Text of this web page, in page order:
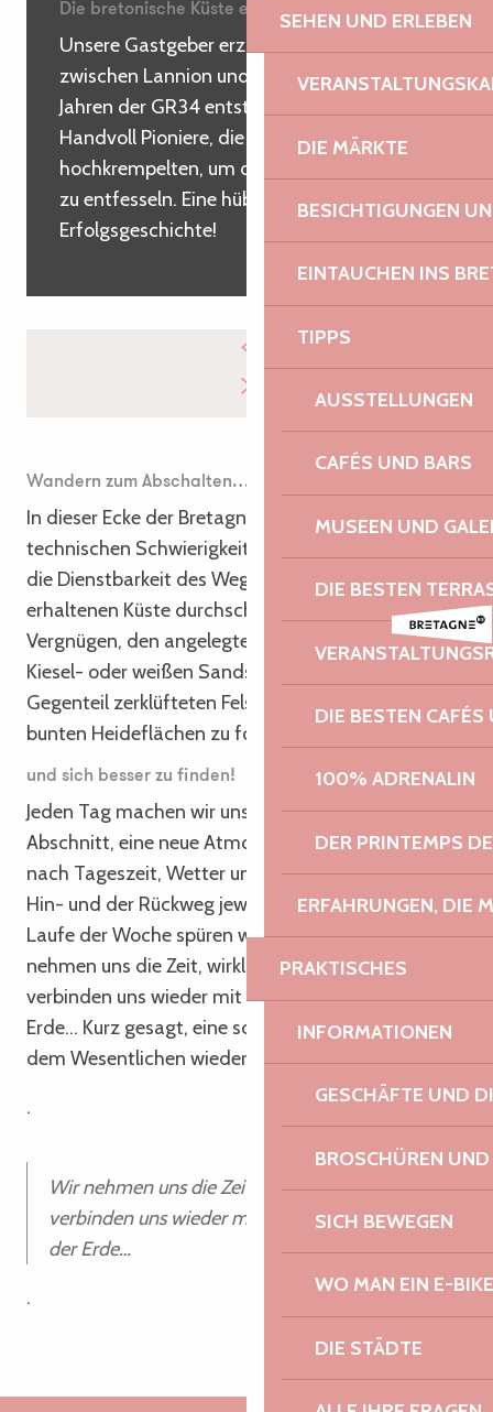
SEHEN UND ERLEBEN
DIE MÄRKTE
BESICHTIGUNGEN
EINTAUCHEN INS
TIPPS
AUSSTELLUNGEN
CAFÉS UND BARS
MUSEEN UND
DIE BESTEN
DIE BESTEN
100% ADRENALIN
DER PRINTEMPS
ERFAHRUNGEN, DIE
PRAKTISCHES
INFORMATIONEN
GESCHÄFTE UND
BROSCHÜREN
SICH BEWEGEN
WO MAN EIN E-
DIE STÄDTE
Die bretonische Küste entfesseln
Unsere Gastgeber erzählen uns, dass hier,
zwischen Lannion und Trébeurden, vor 50
Jahren der GR34 entstand, dank einer
Handvoll Pioniere, die ihre Ärmel
hochkrempelten, um den alten Zöllnerpfad
zu entfesseln. Eine hübsche
Erfolgsgeschichte!
Wandern zum Abschalten…
In dieser Ecke der Bretagne gibt es keine großen
technischen Schwierigkeiten und keine Villen, die
die Dienstbarkeit des Weges an der liebevoll
erhaltenen Küste durchschneiden! Nur das
Vergnügen, den angelegten Wegen zwischen
Kiesel- oder weißen Sandstränden, runden oder im
Gegenteil zerklüfteten Felsen, wilden Klippen und
bunten Heideflächen zu folgen…
und sich besser zu finden!
Jeden Tag machen wir uns auf, um einen neuen
Abschnitt, eine neue Atmosphäre zu entdecken. Je
nach Tageszeit, Wetter und Gezeiten enthüllen der
Hin- und der Rückweg jeweils ihre Schätze. Im
Laufe der Woche spüren wir die Veränderung: Wir
nehmen uns die Zeit, wirklich zu schauen, wir
verbinden uns wieder mit unseren Sinnen, mit der
Erde… Kurz gesagt, eine schöne Auszeit, um mit
dem Wesentlichen wieder in Kontakt zu kommen!
.
Wir nehmen uns die Zeit, wirklich zu schauen,
verbinden uns wieder mit unseren Sinnen, mit
der Erde…
.